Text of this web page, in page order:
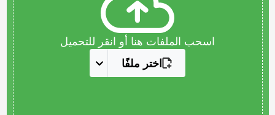
اسحب الملفات هنا أو انقر للتحميل
اختر ملفًا